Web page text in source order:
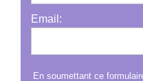
Email:
En soumettant ce